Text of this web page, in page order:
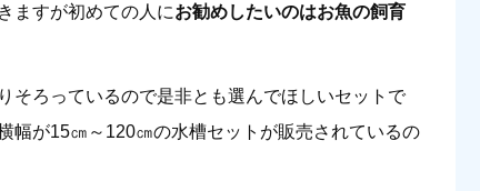
ますが初めての人にお勧めしたいのはお魚の飼育
そろっているので是非とも選んでほしいセットで
幅が15㎝～120㎝の水槽セットが販売されているの